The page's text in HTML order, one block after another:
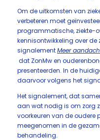
Om de uitkomsten van
verbeteren moet
programmatische, ziekte-
kennisontwikkeling over de
signalementMeer
dat ZonMw en
presenteerden. In de
daarvoor volgens het
Het signalement, dat
aan wat nodig is om zorg
voorkeuren van de oudere
meegenomen in de
behandeling.